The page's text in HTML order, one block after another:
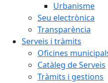
Urbanisme
Seu electrònica
Transparència
Serveis i tràmits
Oficines
Catàleg de Serveis
Tràmits i gestions